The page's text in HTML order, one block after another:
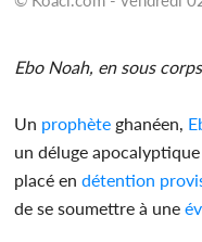
Ebo Noah, en sous
Un prophète ghanéen,
un déluge
placé en détention
de se soumettre à une